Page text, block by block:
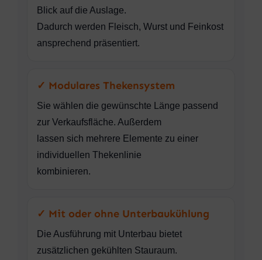
Blick auf die Auslage.
Dadurch werden Fleisch, Wurst und Feinkost
ansprechend präsentiert.
✓ Modulares Thekensystem
Sie wählen die gewünschte Länge passend
zur Verkaufsfläche. Außerdem
lassen sich mehrere Elemente zu einer
individuellen Thekenlinie
kombinieren.
✓ Mit oder ohne Unterbaukühlung
Die Ausführung mit Unterbau bietet
zusätzlichen gekühlten Stauraum.